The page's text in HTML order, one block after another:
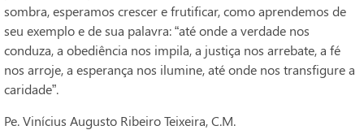
sombra, esperamos crescer e frutificar, como aprendemos de
seu exemplo e de sua palavra: “até onde a verdade nos
conduza, a obediência nos impila, a justiça nos arrebate, a fé
nos arroje, a esperança nos ilumine, até onde nos transfigure a
caridade”.
Pe. Vinícius Augusto Ribeiro Teixeira, C.M.